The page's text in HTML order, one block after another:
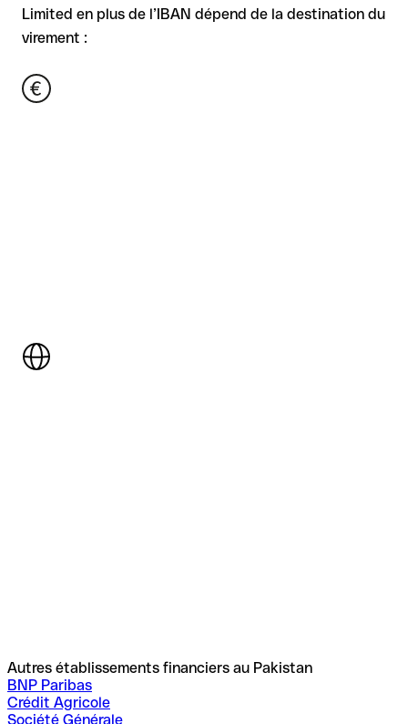
Limited en plus de l’IBAN dépend de la destination du
virement :
Autres établissements financiers au Pakistan
BNP Paribas
Crédit Agricole
Société Générale